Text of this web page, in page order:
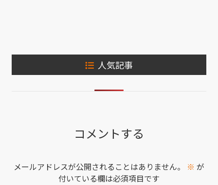
人気記事
コメントする
メールアドレスが公開されることはありません。 ※ が
付いている欄は必須項目です